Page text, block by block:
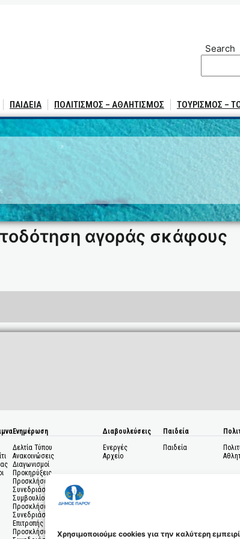
Χρησιμοποιούμε cookies για την καλύτερη
Search
ΠΑΙΔΕΙΑ ΠΟΛΙΤΙΣΜΟΣ – ΑΘΛΗΤΙΣΜΟΣ ΤΟΥΡΙΣΜΟΣ –
αγοράς σκάφους
Ενημέρωση
Δελτία Τύπου
Ανακοινώσεις
Διαγωνισμοί
Προκηρύξεις
Προσκλήσεις σε
Συνεδριάσεις Δημοτικού
Συμβουλίου
Προσκλήσεις σε
Συνεδριάσεις Δημοτικής
Επιτροπής
Προσκλήσεις σε
Διαβουλεύσεις
Ενεργές
Αρχείο
Παιδεία
Παιδεία